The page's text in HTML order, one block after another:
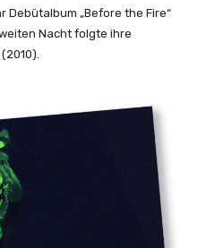
„Before the Fire“
Nacht folgte ihre